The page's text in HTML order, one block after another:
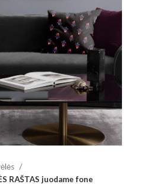
padidinti
RAŠTAS juodame fone